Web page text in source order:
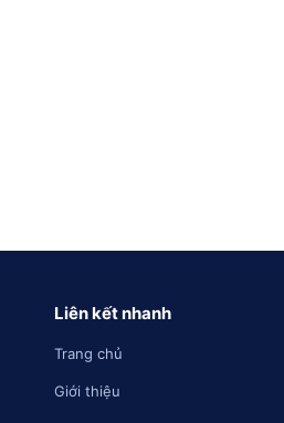
Liên kết nhanh
Trang chủ
Giới thiệu